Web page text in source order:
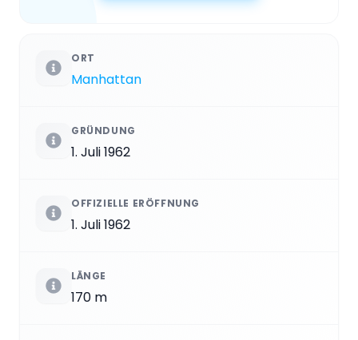
ORT
Manhattan
GRÜNDUNG
1. Juli 1962
OFFIZIELLE ERÖFFNUNG
1. Juli 1962
LÄNGE
170 m